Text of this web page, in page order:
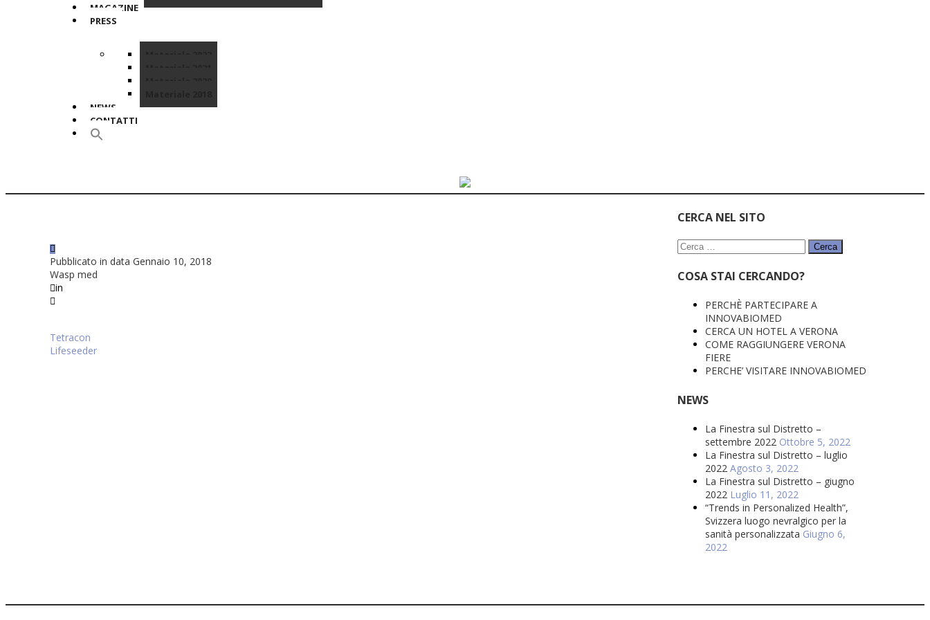
MAGAZINE
PRESS
NEWS
CONTATTI
Pubblicato in data Gennaio 10, 2018
Wasp med
in
Navigazione
Tetracon
Lifeseeder
CERCA NEL SITO
Ricerca
per:
COSA STAI CERCANDO?
PERCHÈ PARTECIPARE A
INNOVABIOMED
CERCA UN HOTEL A VERONA
COME RAGGIUNGERE VERONA
FIERE
PERCHE’ VISITARE INNOVABIOMED
NEWS
La Finestra sul Distretto –
settembre 2022 Ottobre 5, 2022
La Finestra sul Distretto – luglio
2022 Agosto 3, 2022
La Finestra sul Distretto – giugno
2022 Luglio 11, 2022
“Trends in Personalized Health”,
Svizzera luogo nevralgico per la
sanità personalizzata Giugno 6,
2022